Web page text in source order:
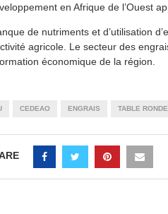
en Afrique de l’Ouest
de nutriments et d’utilisation
agricole. Le secteur des
économique de la région.
CEDEAO ENGRAIS TABLE RONDE